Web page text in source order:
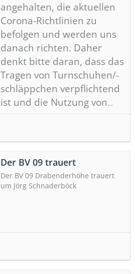
angehalten, die aktuellen
Corona-Richtlinien zu
befolgen und werden uns
danach richten. Daher
denkt bitte daran, dass das
Tragen von Turnschuhen/-
schläppchen verpflichtend
ist und die Nutzung von…
Der BV 09 trauert
Der BV 09 Drabenderhöhe trauert
um Jörg Schnaderböck